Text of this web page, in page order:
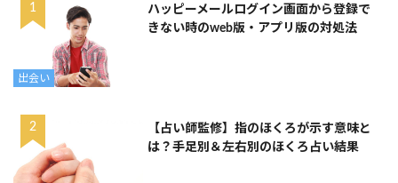
出会い
ハッピーメールログイン画面から登録で
きない時のweb版・アプリ版の対処法
【占い師監修】指のほくろが示す意味と
は？手足別＆左右別のほくろ占い結果